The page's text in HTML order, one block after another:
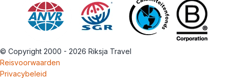
© Copyright 2000 - 2026 Riksja Travel
Reisvoorwaarden
Privacybeleid